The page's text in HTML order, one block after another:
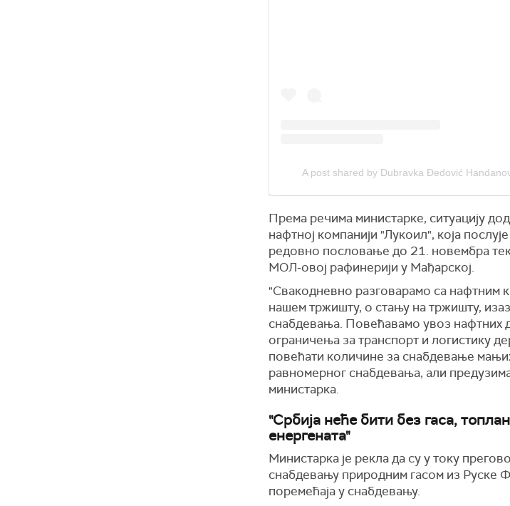
A post shared by Dubravka Đedović
Према речима министарке, ситуацију
нафтној компанији "Лукоил", која
редовно пословање до 21. новембра
МОЛ-овој рафинерији у Мађарској.
"Свакодневно разговарамо са нафтним
нашем тржишту, о стању на тржишту,
снабдевања. Повећавамо увоз нафтних
ограничења за транспорт и логистику
повећати количине за снабдевање
равномерног снабдевања, али
министарка.
"Србија неће бити без гаса,
енергената"
Министарка је рекла да су у току
снабдевању природним гасом из Руске
поремећаја у снабдевању.